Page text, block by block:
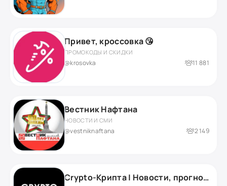
Привет, кроссовка 😘
ПРОМОКОДЫ И СКИДКИ
@krosovka 11 881
Вестник Нафтана
НОВОСТИ И СМИ
@vestniknaftana 2 149
Crypto-Крипта | Новости, прогнозы и аналитика